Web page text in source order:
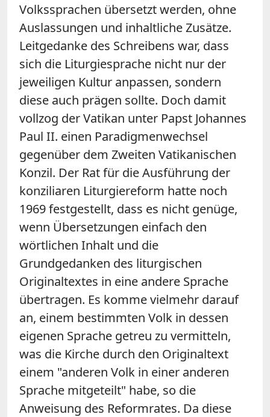
Volkssprachen übersetzt werden, ohne
Auslassungen und inhaltliche Zusätze.
Leitgedanke des Schreibens war, dass
sich die Liturgiesprache nicht nur der
jeweiligen Kultur anpassen, sondern
diese auch prägen sollte. Doch damit
vollzog der Vatikan unter Papst Johannes
Paul II. einen Paradigmenwechsel
gegenüber dem Zweiten Vatikanischen
Konzil. Der Rat für die Ausführung der
konziliaren Liturgiereform hatte noch
1969 festgestellt, dass es nicht genüge,
wenn Übersetzungen einfach den
wörtlichen Inhalt und die
Grundgedanken des liturgischen
Originaltextes in eine andere Sprache
übertragen. Es komme vielmehr darauf
an, einem bestimmten Volk in dessen
eigenen Sprache getreu zu vermitteln,
was die Kirche durch den Originaltext
einem "anderen Volk in einer anderen
Sprache mitgeteilt" habe, so die
Anweisung des Reformrates. Da diese